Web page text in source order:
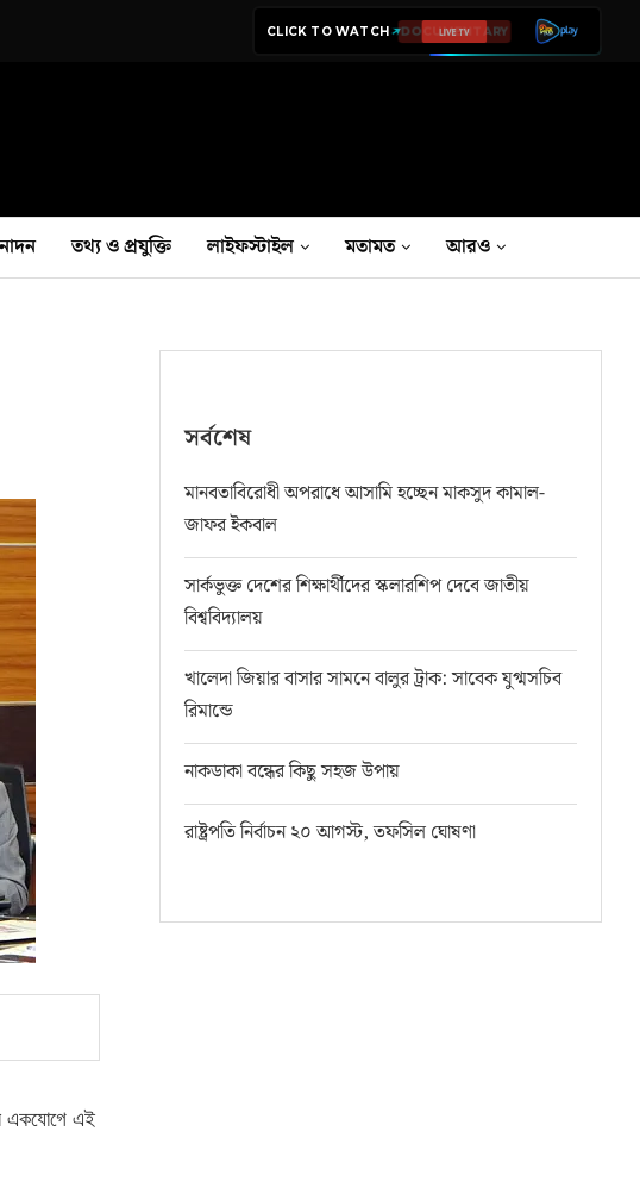
CLICK TO WATCH LIVE TV
তথ‍্য ও প্রযুক্তি লাইফস্টাইল মতামত আরও
একযোগে এই
সর্বশেষ
মানবতাবিরোধী অপরাধে আসামি হচ্ছেন মাকসুদ কামাল-
জাফর ইকবাল
সার্কভুক্ত দেশের শিক্ষার্থীদের স্কলারশিপ দেবে জাতীয়
বিশ্ববিদ্যালয়
খালেদা জিয়ার বাসার সামনে বালুর ট্রাক: সাবেক যুগ্মসচিব
রিমান্ডে
নাকডাকা বন্ধের কিছু সহজ উপায়
রাষ্ট্রপতি নির্বাচন ২০ আগস্ট, তফসিল ঘোষণা